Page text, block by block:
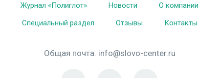
Журнал «Полиглот» Новости
О компании
Специальный раздел
Отзывы Контакты
Общая почта: info@slovo-center.ru